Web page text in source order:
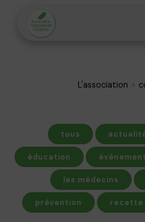
L'association
tous
éducation
les médecins
prévention recette